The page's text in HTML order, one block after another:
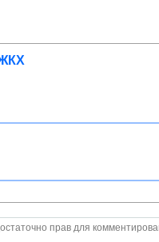
прав для